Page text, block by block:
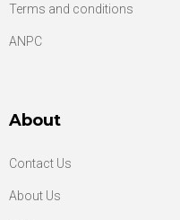
Terms and conditions
ANPC
About
Contact Us
About Us